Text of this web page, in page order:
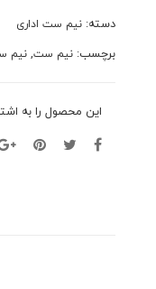
دسته: نیم ست اداری
برچسب: نیم ست,نیم
این محصول را به